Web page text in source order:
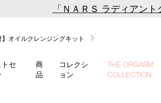
「ＮＡＲＳ ラディアン
リキッドブラッシュご購入でプ
から】新リキッドブラッシュス
】オイルクレンジングキット
ント】カラーアイテムをあの人
ゼント】ORGASM CAMPAIGN
セ
商
品
コレクシ
ョン
THE ORGASM
COLLECTION